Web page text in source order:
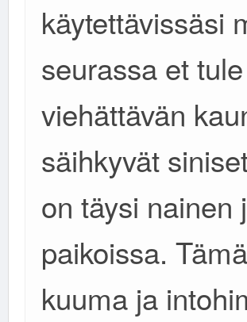
käytettävissäsi
seurassa et
viehättävän
säihkyvät
on täysi nainen
paikoissa.
kuuma ja